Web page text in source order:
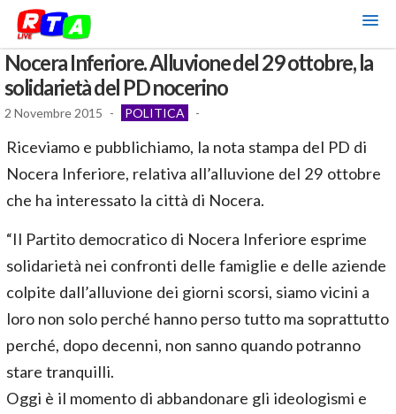
Nocera Inferiore. Alluvione del 29 ottobre, la
solidarietà del PD nocerino
2 Novembre 2015 - POLITICA -
Riceviamo e pubblichiamo, la nota stampa del PD di
Nocera Inferiore, relativa all’alluvione del 29 ottobre
che ha interessato la città di Nocera.
“Il Partito democratico di Nocera Inferiore esprime
solidarietà nei confronti delle famiglie e delle aziende
colpite dall’alluvione dei giorni scorsi, siamo vicini a
loro non solo perché hanno perso tutto ma soprattutto
perché, dopo decenni, non sanno quando potranno
stare tranquilli.
Oggi è il momento di abbandonare gli ideologismi e